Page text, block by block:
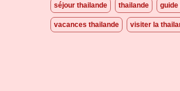
séjour thailande thailande
vacances thailande visiter la